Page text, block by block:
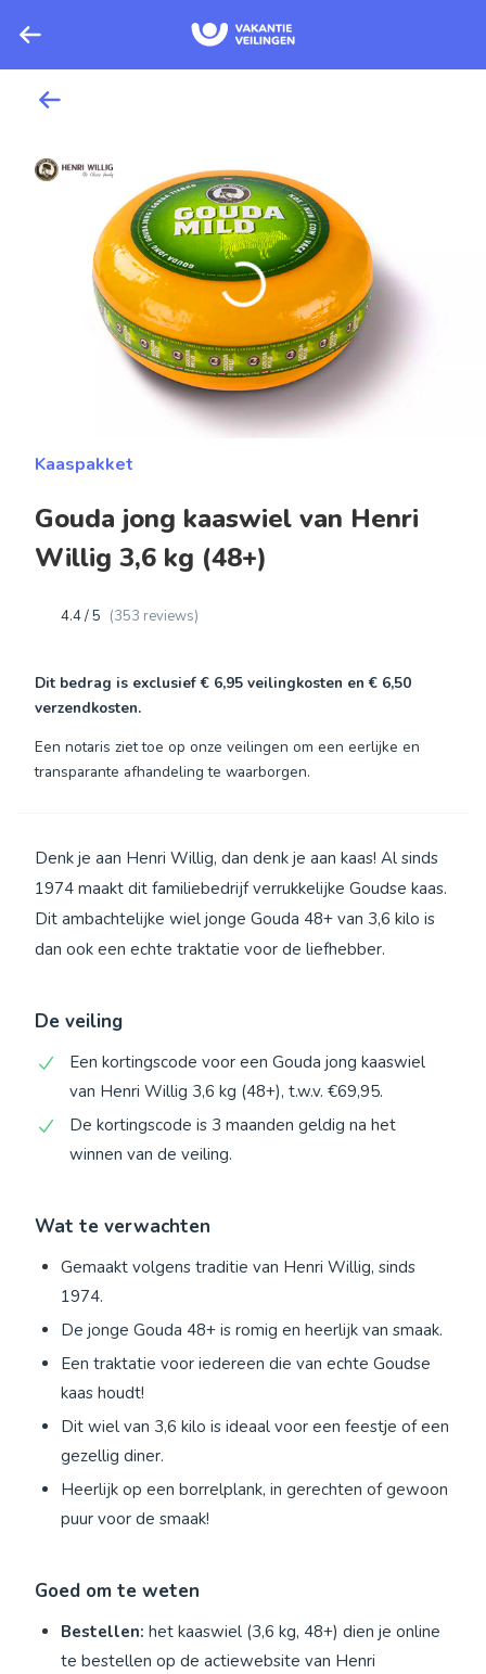
Kaaspakket
Gouda jong kaaswiel van Henri
Willig 3,6 kg (48+)
4.4 / 5 (353 reviews)
Dit bedrag is exclusief€ 6,95 veilingkosten en€ 6,50
verzendkosten.
Een notaris ziet toe op onze veilingen om een eerlijke en
transparante afhandeling te waarborgen.
Denk je aan Henri Willig, dan denk je aan kaas! Al sinds
1974 maakt dit familiebedrijf verrukkelijke Goudse kaas.
Dit ambachtelijke wiel jonge Gouda 48+ van 3,6 kilo is
dan ook een echte traktatie voor de liefhebber.
De veiling
Een kortingscode voor een Gouda jong kaaswiel
van Henri Willig 3,6 kg (48+), t.w.v. €69,95.
De kortingscode is 3 maanden geldig na het
winnen van de veiling.
Wat te verwachten
Gemaakt volgens traditie van Henri Willig, sinds
1974.
De jonge Gouda 48+ is romig en heerlijk van smaak.
Een traktatie voor iedereen die van echte Goudse
kaas houdt!
Dit wiel van 3,6 kilo is ideaal voor een feestje of een
gezellig diner.
Heerlijk op een borrelplank, in gerechten of gewoon
puur voor de smaak!
Goed om te weten
Bestellen: het kaaswiel (3,6 kg, 48+) dien je online
te bestellen op de actiewebsite van Henri